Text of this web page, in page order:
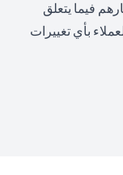
فيما يتعلق
بأي تغييرات